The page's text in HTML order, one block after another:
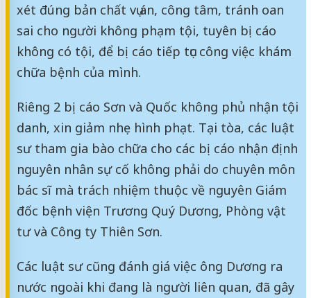
xét đúng bản chất vụ án, công tâm, tránh oan
sai cho người không phạm tội, tuyên bị cáo
không có tội, để bị cáo tiếp tục công việc khám
chữa bệnh của mình.
Riêng 2 bị cáo Sơn và Quốc không phủ nhận tội
danh, xin giảm nhẹ hình phạt. Tại tòa, các luật
sư tham gia bào chữa cho các bị cáo nhận định
nguyên nhân sự cố không phải do chuyên môn
bác sĩ mà trách nhiệm thuộc về nguyên Giám
đốc bệnh viện Trương Quý Dương, Phòng vật
tư và Công ty Thiên Sơn.
Các luật sư cũng đánh giá việc ông Dương ra
nước ngoài khi đang là người liên quan, đã gây